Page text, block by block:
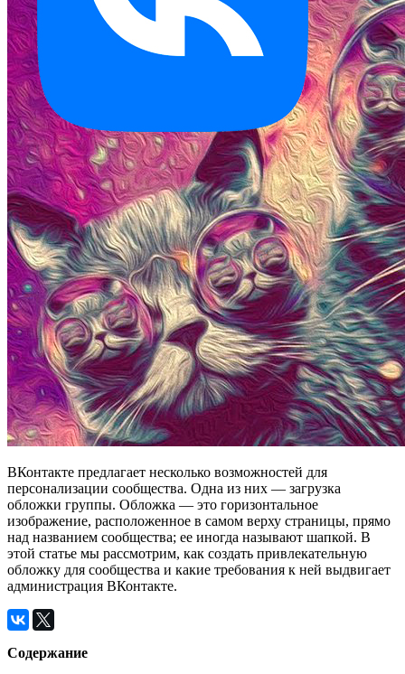
ВКонтакте предлагает несколько возможностей для
персонализации сообщества. Одна из них — загрузка
обложки группы. Обложка — это горизонтальное
изображение, расположенное в самом верху страницы, прямо
над названием сообщества; ее иногда называют шапкой. В
этой статье мы рассмотрим, как создать привлекательную
обложку для сообщества и какие требования к ней выдвигает
администрация ВКонтакте.
Содержание